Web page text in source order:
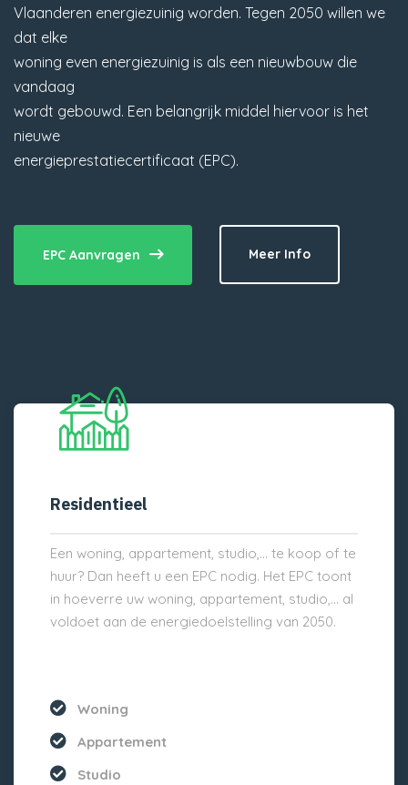
Vlaanderen energiezuinig worden. Tegen 2050 willen we
dat elke
woning even energiezuinig is als een nieuwbouw die
vandaag
wordt gebouwd. Een belangrijk middel hiervoor is het
nieuwe
energieprestatiecertificaat (EPC).
EPC Aanvragen Meer Info
Residentieel
Een woning, appartement, studio,… te koop of te
huur? Dan heeft u een EPC nodig. Het EPC toont
in hoeverre uw woning, appartement, studio,… al
voldoet aan de energiedoelstelling van 2050.
Woning
Appartement
Studio